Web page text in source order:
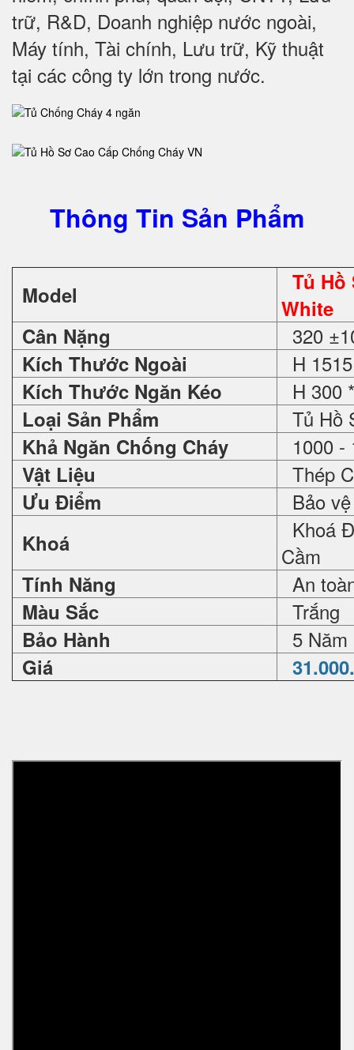
trữ, R&D, Doanh nghiệp nước ngoài,
Máy tính, Tài chính, Lưu trữ, Kỹ thuật
tại các công ty lớn trong nước.
Thông Tin Sản Phẩm
Model
Tủ Hồ
White
Cân Nặng
320
Kích Thước Ngoài H
Kích Thước Ngăn Kéo H 300
Loại Sản Phẩm Tủ Hồ
Khả Ngăn Chống Cháy 1000 -
Vật Liệu Thép
Ưu Điểm Bảo
Khoá
Khoá
Cầm
Tính Năng An
Màu Sắc Trắng
Bảo Hành 5 Năm
Giá